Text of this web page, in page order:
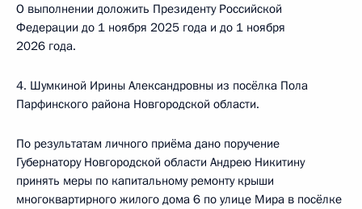
О выполнении доложить Президенту Российской
Федерации до 1 ноября 2025 года и до 1 ноября
2026 года.
4. Шумкиной Ирины Александровны из посёлка Пола
Парфинского района Новгородской области.
По результатам личного приёма дано поручение
Губернатору Новгородской области Андрею Никитину
принять меры по капитальному ремонту крыши
многоквартирного жилого дома 6 по улице Мира в посёлке